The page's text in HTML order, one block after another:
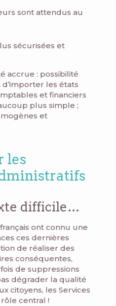
sont attendus au
sécurisées et
accrue : possibilité
les états
et financiers
plus simple ;
et
les
difficile…
ont connu une
ces dernières
de réaliser des
conséquentes,
de suppressions
dégrader la qualité
citoyens, les Services
central !